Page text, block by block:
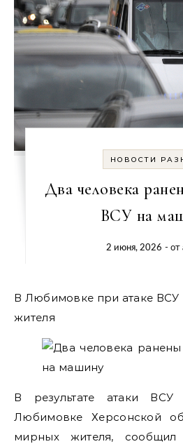
НОВОСТИ
Два человека
ВСУ на
2 июня, 2026 - от
В Любимовке при атаке
жителя
В результате атаки
Любимовке Херсонской
мирных жителя, сообщил